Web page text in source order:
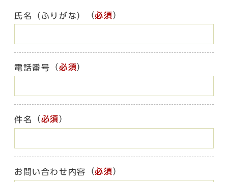
氏名（ふりがな） （必須）
電話番号 （必須）
件名 （必須）
お問い合わせ内容 （必須）